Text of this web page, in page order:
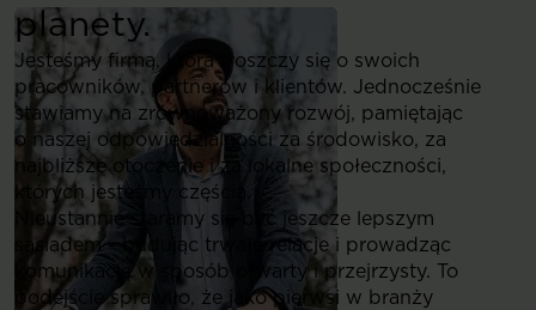
planety.
Jesteśmy firmą, która troszczy się o swoich
pracowników, partnerów i klientów. Jednocześnie
stawiamy na zrównoważony rozwój, pamiętając
o naszej odpowiedzialności za środowisko, za
najbliższe otoczenie i za lokalne społeczności,
których jesteśmy częścią.
Nieustannie staramy się być jeszcze lepszym
sąsiadem - budując trwałe relacje i prowadząc
komunikację w sposób otwarty i przejrzysty. To
podejście sprawiło, że jako pierwsi w branży